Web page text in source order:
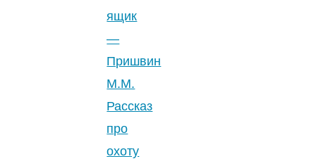
ящик
—
Пришвин
М.М.
Рассказ
про
охоту